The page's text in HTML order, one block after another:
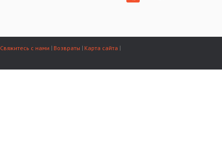
Свяжитесь с нами Возвраты Карта сайта